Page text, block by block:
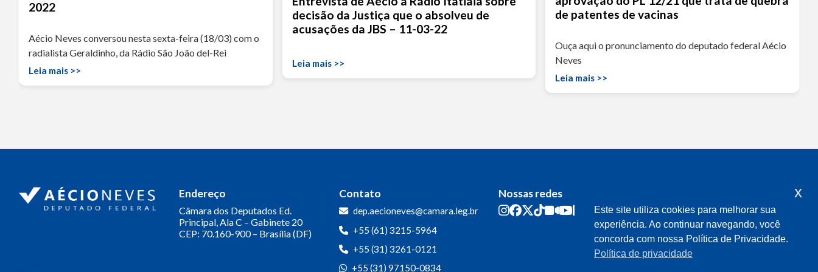
2022
Aécio Neves conversou nesta sexta-feira (18/03) com o
radialista Geraldinho, da Rádio São João del-Rei
Leia mais >>
decisão da Justiça que o absolveu de
acusações da JBS – 11-03-22
Leia mais >>
de patentes de vacinas
Ouça aqui o pronunciamento do deputado federal Aécio
Neves
Leia mais >>
Endereço
Câmara dos Deputados Ed.
Principal, Ala C – Gabinete 20
CEP: 70.160-900 – Brasília (DF)
Contato
dep.aecioneves@camara.leg.br
+55 (61) 3215-5964
+55 (31) 3261-0121
+55 (31) 97150-0834
Nossas redes
Este site utiliza cookies para melhorar sua
experiência. Ao continuar navegando, você
concorda com nossa Política de Privacidade.
Política de privacidade
x